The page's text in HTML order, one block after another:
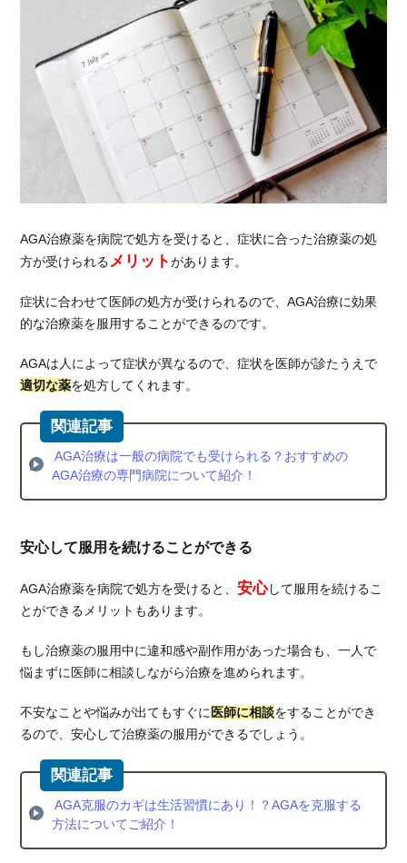
AGA治療薬を病院で処方を受けると、症状に合った治療薬の処
方が受けられる メリットがあります。
症状に合わせて医師の処方が受けられるので、AGA治療に効果
的な治療薬を服用することができるのです。
AGAは人によって症状が異なるので、症状を医師が診たうえで
適切な薬を処方してくれます。
AGA治療は一般の病院でも受けられる？おすすめの
AGA治療の専門病院について紹介！
安心して服用を続けることができる
AGA治療薬を病院で処方を受けると、安心して服用を続けるこ
とができるメリットもあります。
もし治療薬の服用中に違和感や副作用があった場合も、一人で
悩まずに医師に相談しながら治療を進められます。
不安なことや悩みが出てもすぐに医師に相談をすることができ
るので、安心して治療薬の服用ができるでしょう。
AGA克服のカギは生活習慣にあり！？AGAを克服する
方法についてご紹介！